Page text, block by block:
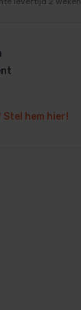
Stel hem hier!